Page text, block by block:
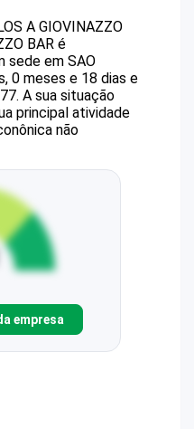
A GIOVINAZZO
BAR é
sede em SAO
0 meses e 18 dias e
A sua situação
principal atividade
não
empresa